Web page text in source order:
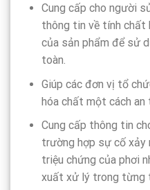
Cung cấp cho người
thông tin về tính chất
của sản phẩm để sử
toàn.
Giúp các đơn vị tổ
hóa chất một cách an
Cung cấp thông tin
trường hợp sự cố xảy
triệu chứng của phơi
xuất xử lý trong từng